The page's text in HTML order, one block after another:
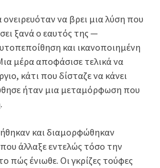
να βρει μια λύση που
ξανά ο εαυτός της —
και ικανοποιημένη
μέρα αποφάσισε τελικά να
κάτι που δίσταζε να κάνει
ήταν μια μεταμόρφωση που
και διαμορφώθηκαν
άλλαξε εντελώς τόσο την
πώς ένιωθε. Οι γκρίζες τούφες